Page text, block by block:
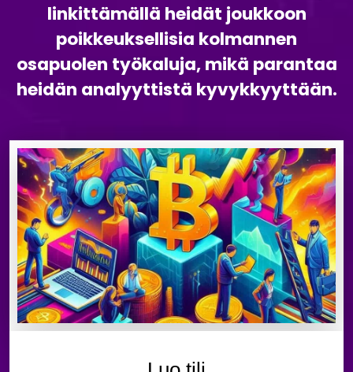
linkittämällä heidät joukkoon
poikkeuksellisia kolmannen
osapuolen työkaluja, mikä parantaa
heidän analyyttistä kyvykkyyttään.